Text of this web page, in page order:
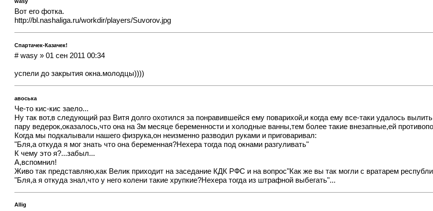
Вот его фотка.
http://bl.nashaliga.ru/workdir/players/Suvorov.jpg
Спартачек-Казачек!
# wasy » 01 сен 2011 00:34
успели до закрытия окна.молодцы))))
авоська
Че-то кис-кис заело...
Ну так вот,в следующий раз Витя долго охотился за понравившейся ему поварихой,и когда ему все-таки удалось
пару ведерок,оказалось,что она на 3м месяце беременности и холодные ванны,тем более такие внезапные,ей
Когда мы подкалывали нашего физрука,он неизменно разводил руками и приговаривал:
"Бля,а откуда я мог знать что она беременная?Нехера тогда под окнами разгуливать"
К чему это я?...забыл...
А,вспомнил!
Живо так представляю,как Велик приходит на заседание КДК РФС и на вопрос"Как же вы так могли с вратарем
"Бля,а я откуда знал,что у него колени такие хрупкие?Нехера тогда из штрафной выбегать"...
Allig